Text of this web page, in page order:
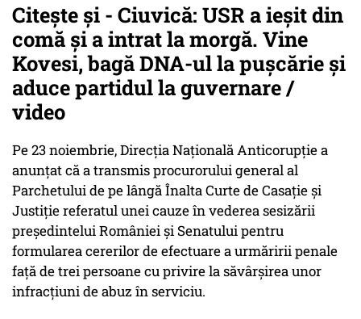
Citește și - Ciuvică: USR a ieșit din
comă și a intrat la morgă. Vine
Kovesi, bagă DNA-ul la pușcărie și
aduce partidul la guvernare /
video
Pe 23 noiembrie, Direcţia Naţională Anticorupţie a
anunţat că a transmis procurorului general al
Parchetului de pe lângă Înalta Curte de Casaţie şi
Justiţie referatul unei cauze în vederea sesizării
preşedintelui României şi Senatului pentru
formularea cererilor de efectuare a urmăririi penale
faţă de trei persoane cu privire la săvârşirea unor
infracţiuni de abuz în serviciu.